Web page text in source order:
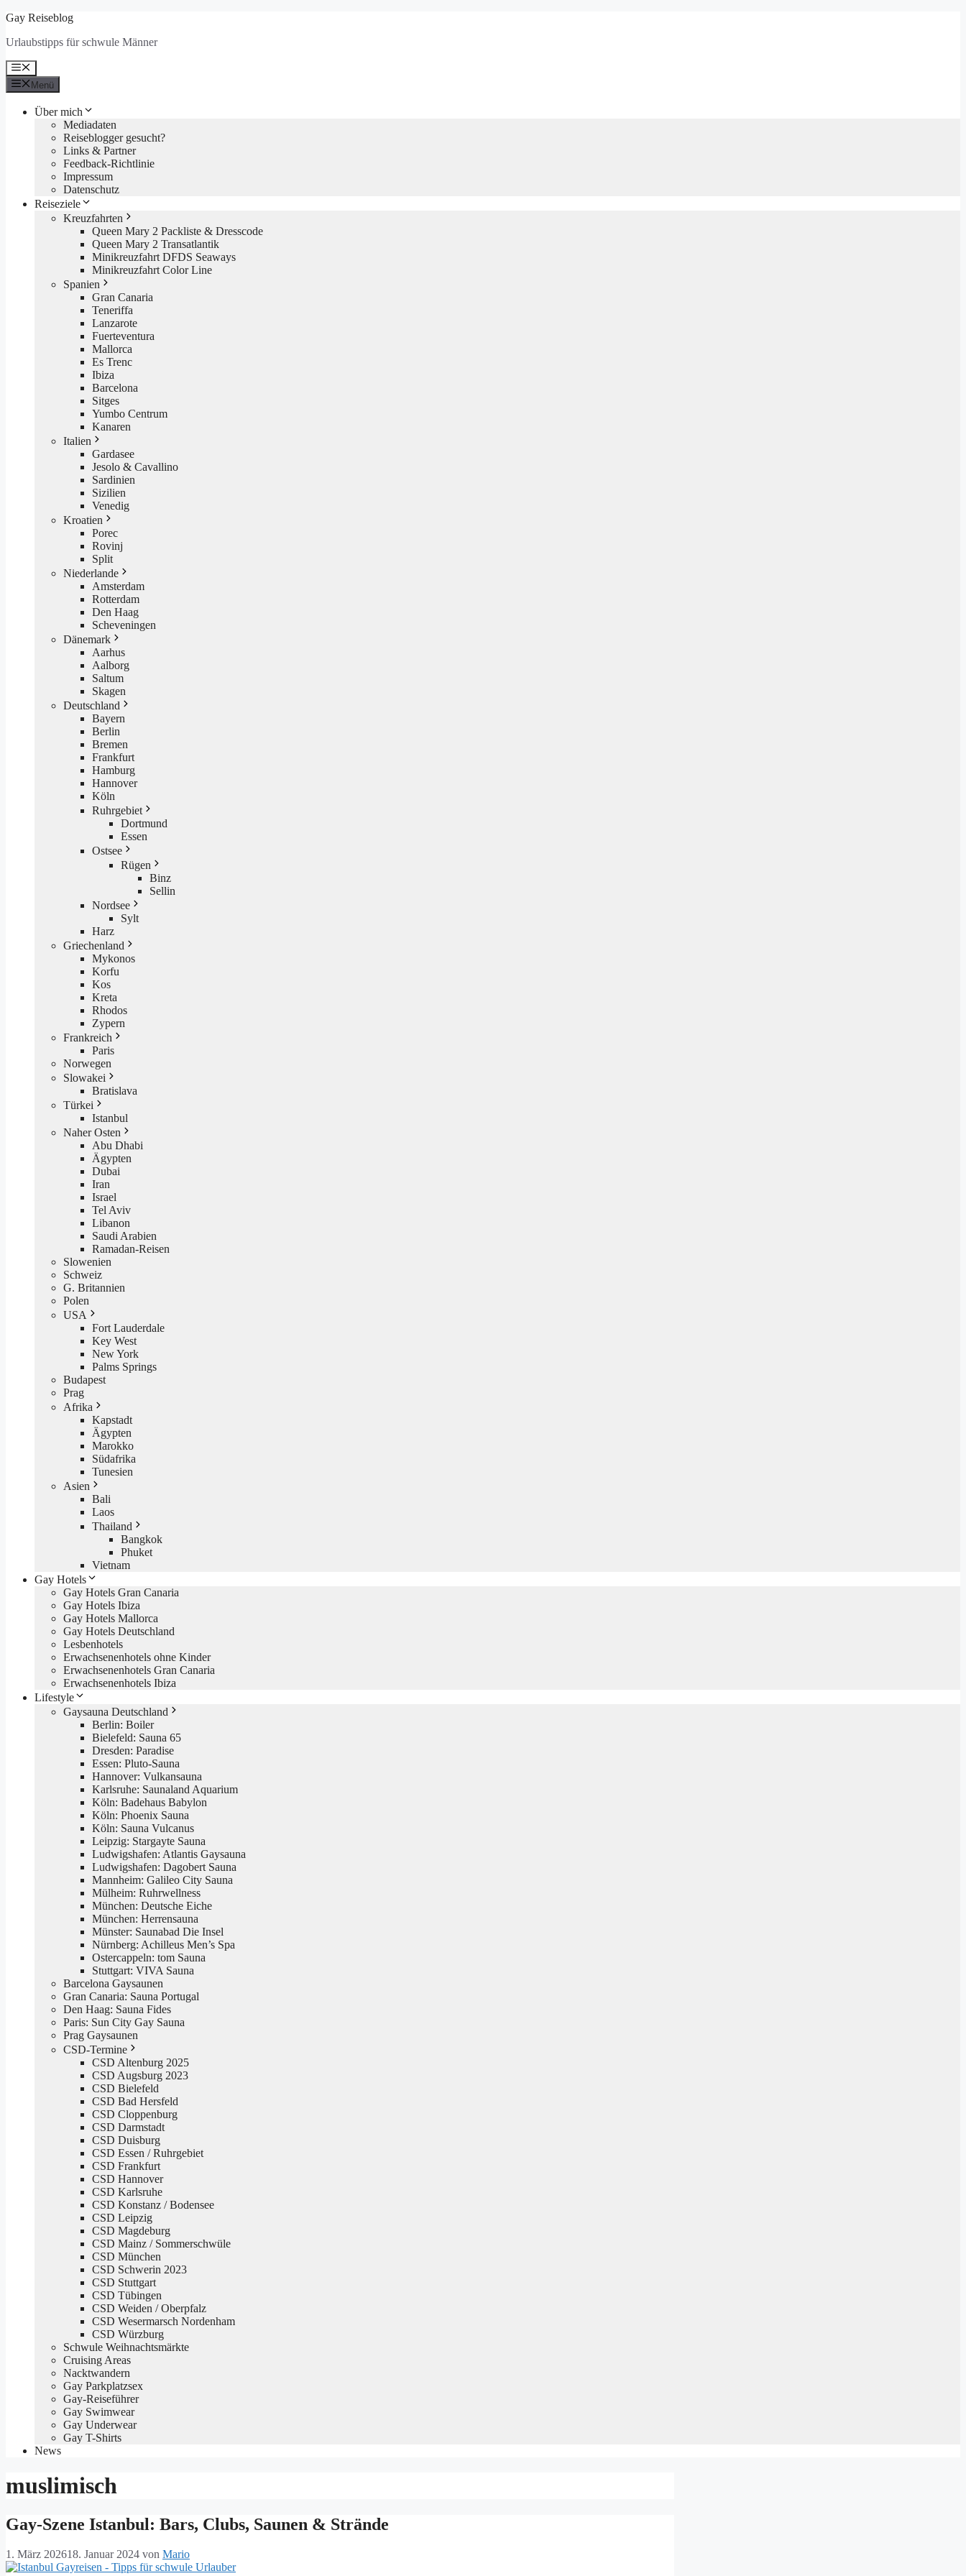
Zum
springen
Gay Reiseblog
Urlaubstipps für schwule Männer
Menü
Menü
Über mich
Mediadaten
Reiseblogger gesucht?
Links & Partner
Feedback-Richtlinie
Impressum
Datenschutz
Reiseziele
Kreuzfahrten
Queen Mary 2 Packliste & Dresscode
Queen Mary 2 Transatlantik
Minikreuzfahrt DFDS Seaways
Minikreuzfahrt Color Line
Spanien
Gran Canaria
Teneriffa
Lanzarote
Fuerteventura
Mallorca
Es Trenc
Ibiza
Barcelona
Sitges
Yumbo Centrum
Kanaren
Italien
Gardasee
Jesolo & Cavallino
Sardinien
Sizilien
Venedig
Kroatien
Porec
Rovinj
Split
Niederlande
Amsterdam
Rotterdam
Den Haag
Scheveningen
Dänemark
Aarhus
Aalborg
Saltum
Skagen
Deutschland
Bayern
Berlin
Bremen
Frankfurt
Hamburg
Hannover
Köln
Ruhrgebiet
Dortmund
Essen
Ostsee
Rügen
Binz
Sellin
Nordsee
Sylt
Harz
Griechenland
Mykonos
Korfu
Kos
Kreta
Rhodos
Zypern
Frankreich
Paris
Norwegen
Slowakei
Bratislava
Türkei
Istanbul
Naher Osten
Abu Dhabi
Ägypten
Dubai
Iran
Israel
Tel Aviv
Libanon
Saudi Arabien
Ramadan-Reisen
Slowenien
Schweiz
G. Britannien
Polen
USA
Fort Lauderdale
Key West
New York
Palms Springs
Budapest
Prag
Afrika
Kapstadt
Ägypten
Marokko
Südafrika
Tunesien
Asien
Bali
Laos
Thailand
Bangkok
Phuket
Vietnam
Gay Hotels
Gay Hotels Gran Canaria
Gay Hotels Ibiza
Gay Hotels Mallorca
Gay Hotels Deutschland
Lesbenhotels
Erwachsenenhotels ohne Kinder
Erwachsenenhotels Gran Canaria
Erwachsenenhotels Ibiza
Lifestyle
Gaysauna Deutschland
Berlin: Boiler
Bielefeld: Sauna 65
Dresden: Paradise
Essen: Pluto-Sauna
Hannover: Vulkansauna
Karlsruhe: Saunaland Aquarium
Köln: Badehaus Babylon
Köln: Phoenix Sauna
Köln: Sauna Vulcanus
Leipzig: Stargayte Sauna
Ludwigshafen: Atlantis Gaysauna
Ludwigshafen: Dagobert Sauna
Mannheim: Galileo City Sauna
Mülheim: Ruhrwellness
München: Deutsche Eiche
München: Herrensauna
Münster: Saunabad Die Insel
Nürnberg: Achilleus Men’s Spa
Ostercappeln: tom Sauna
Stuttgart: VIVA Sauna
Barcelona Gaysaunen
Gran Canaria: Sauna Portugal
Den Haag: Sauna Fides
Paris: Sun City Gay Sauna
Prag Gaysaunen
CSD-Termine
CSD Altenburg 2025
CSD Augsburg 2023
CSD Bielefeld
CSD Bad Hersfeld
CSD Cloppenburg
CSD Darmstadt
CSD Duisburg
CSD Essen / Ruhrgebiet
CSD Frankfurt
CSD Hannover
CSD Karlsruhe
CSD Konstanz / Bodensee
CSD Leipzig
CSD Magdeburg
CSD Mainz / Sommerschwüle
CSD München
CSD Schwerin 2023
CSD Stuttgart
CSD Tübingen
CSD Weiden / Oberpfalz
CSD Wesermarsch Nordenham
CSD Würzburg
Schwule Weihnachtsmärkte
Cruising Areas
Nacktwandern
Gay Parkplatzsex
Gay-Reiseführer
Gay Swimwear
Gay Underwear
Gay T-Shirts
News
muslimisch
Gay-Szene Istanbul: Bars, Clubs, Saunen & Strände
1. März 202618. Januar 2024 von Mario